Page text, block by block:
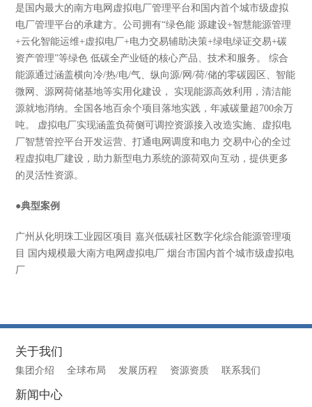
是国内最大的南方电网虚拟电厂管理平台和国内首个城市级虚拟
电厂管理平台的承建方。公司拥有“绿色能 源建设+智慧能源管理
+云化智能运维+虚拟电厂+电力交易辅助决策+绿电绿证交易+碳
资产管理”等绿色 低碳全产业链的核心产品、技术和服务。 综合
能源通过涵盖横向冷/热/电/气、纵向源/网/荷/储的零碳园区、智能
微网、源网荷储基地等实用化建设， 实现能源高效利用，清洁能
源就地消纳。全国各地百余个项目落地实践，年减碳量超700余万
吨。 虚拟电厂实现涵盖负荷侧可调控资源接入改造实施、虚拟电
厂智慧管控平台开发运营、打通电网调度和电力 交易中心的全过
程虚拟电厂建设，助力新型电力系统的源荷双向互动，提供更多
的灵活性资源。
●典型案例
广州从化明珠工业园区项目 嘉兴低碳社区数字化综合能源管理项
目 国内规模最大南方电网虚拟电厂 烟台市国内首个城市级虚拟电
厂
关于我们
集团介绍 全球布局 发展历程 资源资质 联系我们
新闻中心